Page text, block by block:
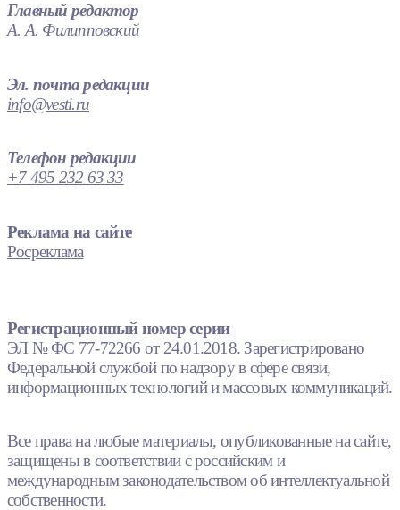
Главный редактор
А. А. Филипповский
Эл. почта редакции
info@vesti.ru
Телефон редакции
+7 495 232 63 33
Реклама на сайте
Росреклама
Регистрационный номер серии
ЭЛ № ФС 77-72266 от 24.01.2018. Зарегистрировано
Федеральной службой по надзору в сфере связи,
информационных технологий и массовых коммуникаций.
Все права на любые материалы, опубликованные на сайте,
защищены в соответствии с российским и
международным законодательством об интеллектуальной
собственности.